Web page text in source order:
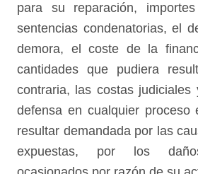
para su reparación,
sentencias condenatorias, el
demora, el coste de la
cantidades que pudiera
contraria, las costas
defensa en cualquier proceso
resultar demandada por las
expuestas, por los